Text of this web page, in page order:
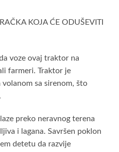
KOJA ĆE ODUŠEVITI
voze ovaj traktor na
farmeri. Traktor je
sa sirenom, što
preko neravnog terena
i lagana. Savršen poklon
detetu da razvije